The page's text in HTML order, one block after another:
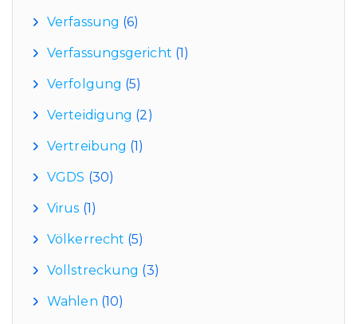
Verfassung (6)
Verfassungsgericht (1)
Verfolgung (5)
Verteidigung (2)
Vertreibung (1)
VGDS (30)
Virus (1)
Völkerrecht (5)
Vollstreckung (3)
Wahlen (10)